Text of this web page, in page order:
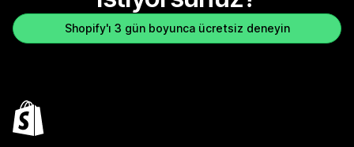
Shopify'ı 3 gün boyunca ücretsiz deneyin